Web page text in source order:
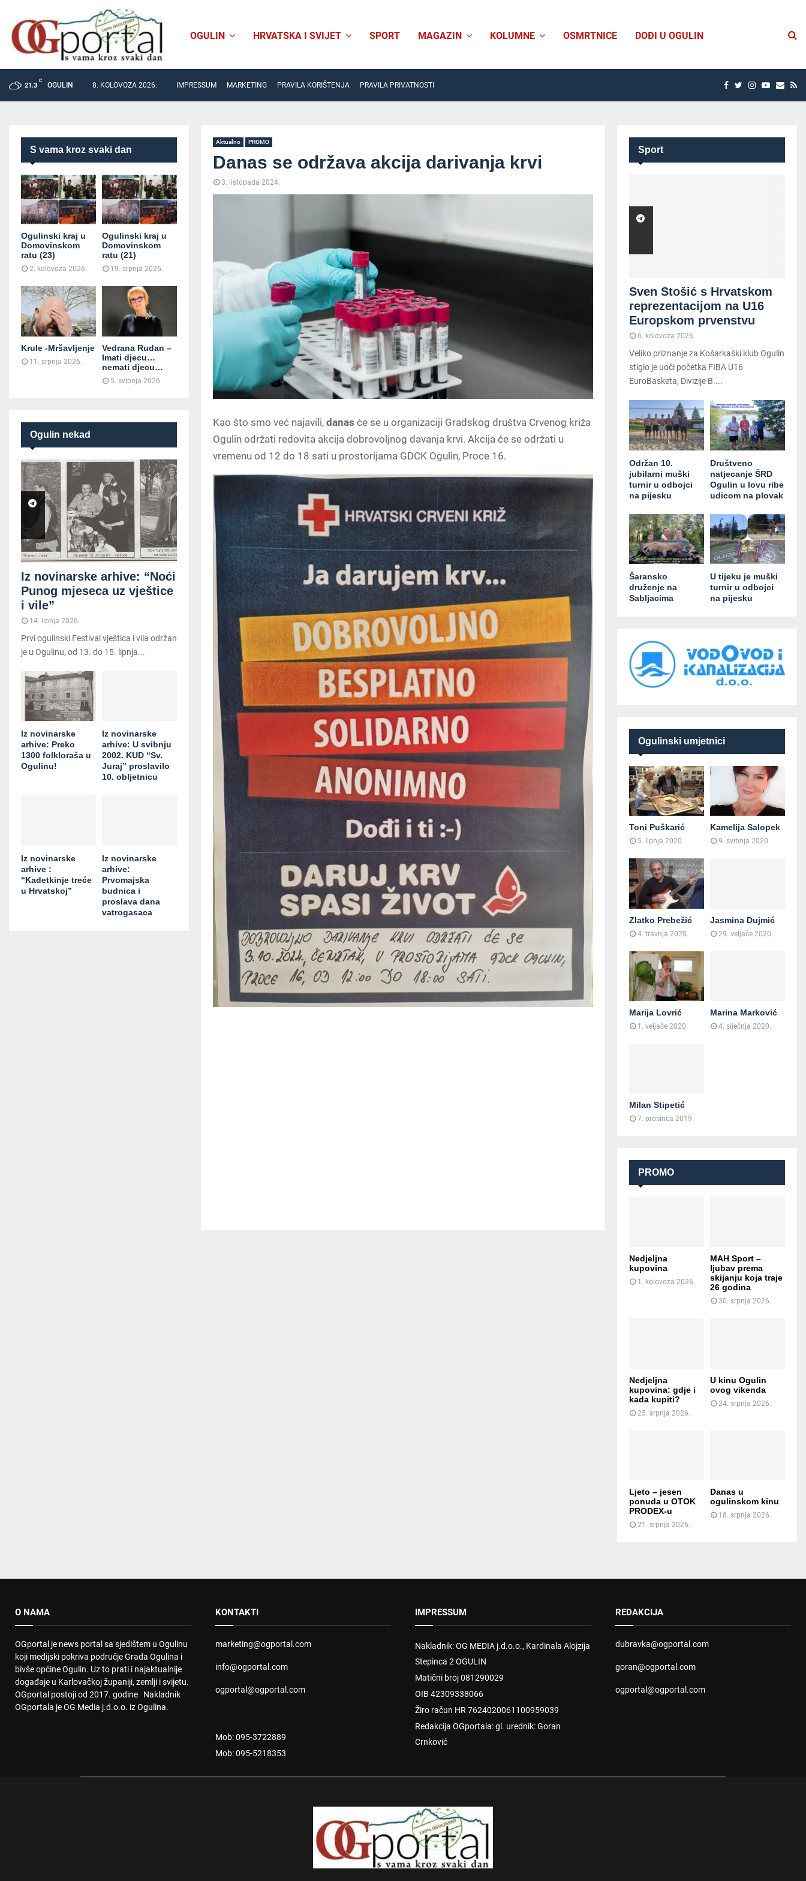
OGULIN HRVATSKA I SVIJET SPORT MAGAZIN KOLUMNE OSMRTNICE DOĐI U OGULIN
21.3
C
OGULIN 8. KOLOVOZA 2026. IMPRESSUM MARKETING PRAVILA KORIŠTENJA PRAVILA PRIVATNOSTI FACEBOOK
TWITTER
INSTAGRAM
YOUTUBE
Aktualno PROMO
Danas se održava akcija darivanja krvi
3. listopada 2024.
Kao što smo već najavili, danas će se u organizaciji Gradskog društva Crvenog križa
Ogulin održati redovita akcija dobrovoljnog davanja krvi. Akcija će se održati u
vremenu od 12 do 18 sati u prostorijama GDCK Ogulin, Proce 16.
S vama kroz svaki dan
Ogulinski kraj u
Domovinskom
ratu (23)
2. kolovoza 2026.
Ogulinski kraj u
Domovinskom
ratu (21)
19. srpnja 2026.
Krule -Mršavljenje
11. srpnja 2026.
Vedrana Rudan –
Imati djecu…
nemati djecu…
5. svibnja 2026.
Ogulin nekad
Iz novinarske arhive: “Noći
Punog mjeseca uz vještice
i vile”
14. lipnja 2026.
Prvi ogulinski Festival vještica i vila održan
je u Ogulinu, od 13. do 15. lipnja...
Iz novinarske
arhive: Preko
1300 folkloraša u
Ogulinu!
Iz novinarske
arhive: U svibnju
2002. KUD “Sv.
Juraj” proslavilo
10. obljetnicu
Iz novinarske
arhive :
“Kadetkinje treće
u Hrvatskoj”
Iz novinarske
arhive:
Prvomajska
budnica i
proslava dana
vatrogasaca
Sport
Sven Stošić s Hrvatskom
reprezentacijom na U16
Europskom prvenstvu
6. kolovoza 2026.
Veliko priznanje za Košarkaški klub Ogulin
stiglo je uoči početka FIBA U16
EuroBasketa, Divizije B....
Održan 10.
jubilarni muški
turnir u odbojci
na pijesku
Društveno
natjecanje ŠRD
Ogulin u lovu ribe
udicom na plovak
Šaransko
druženje na
Sabljacima
U tijeku je muški
turnir u odbojci
na pijesku
Ogulinski umjetnici
Toni Puškarić
5. lipnja 2020.
Kamelija Salopek
9. svibnja 2020.
Zlatko Prebežić
4. travnja 2020.
Jasmina Dujmić
29. veljače 2020.
Marija Lovrić
1. veljače 2020.
Marina Marković
4. siječnja 2020.
Milan Stipetić
7. prosinca 2019.
PROMO
Nedjeljna
kupovina
1. kolovoza 2026.
MAH Sport –
ljubav prema
skijanju koja traje
26 godina
30. srpnja 2026.
Nedjeljna
kupovina: gdje i
kada kupiti?
25. srpnja 2026.
U kinu Ogulin
ovog vikenda
24. srpnja 2026.
Ljeto – jesen
ponuda u OTOK
PRODEX-u
21. srpnja 2026.
Danas u
ogulinskom kinu
18. srpnja 2026.
O NAMA
OGportal je news portal sa sjedištem u Ogulinu
koji medijski pokriva područje Grada Ogulina i
bivše općine Ogulin. Uz to prati i najaktualnije
događaje u Karlovačkoj županiji, zemlji i svijetu.
OGportal postoji od 2017. godine Nakladnik
OGportala je OG Media j.d.o.o. iz Ogulina.
KONTAKTI
marketing@ogportal.com
info@ogportal.com
ogportal@ogportal.com
Mob: 095-3722889
Mob: 095-5218353
IMPRESSUM
Nakladnik: OG MEDIA j.d.o.o., Kardinala Alojzija
Stepinca 2 OGULIN
Matični broj 081290029
OIB 42309338066
Žiro račun HR 7624020061100959039
Redakcija OGportala: gl. urednik: Goran
Crnković
REDAKCIJA
dubravka@ogportal.com
goran@ogportal.com
ogportal@ogportal.com